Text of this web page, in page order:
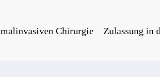
Chirurgie – Zulassung in